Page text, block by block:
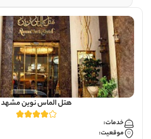
هتل الماس نوین مشهد
خدمات:
موقعیت: